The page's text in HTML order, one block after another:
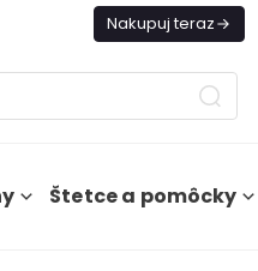
Nakupuj teraz
Štetce a pomôcky